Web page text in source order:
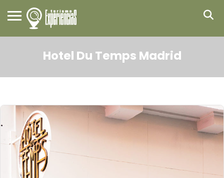
Hotel Du Temps Madrid